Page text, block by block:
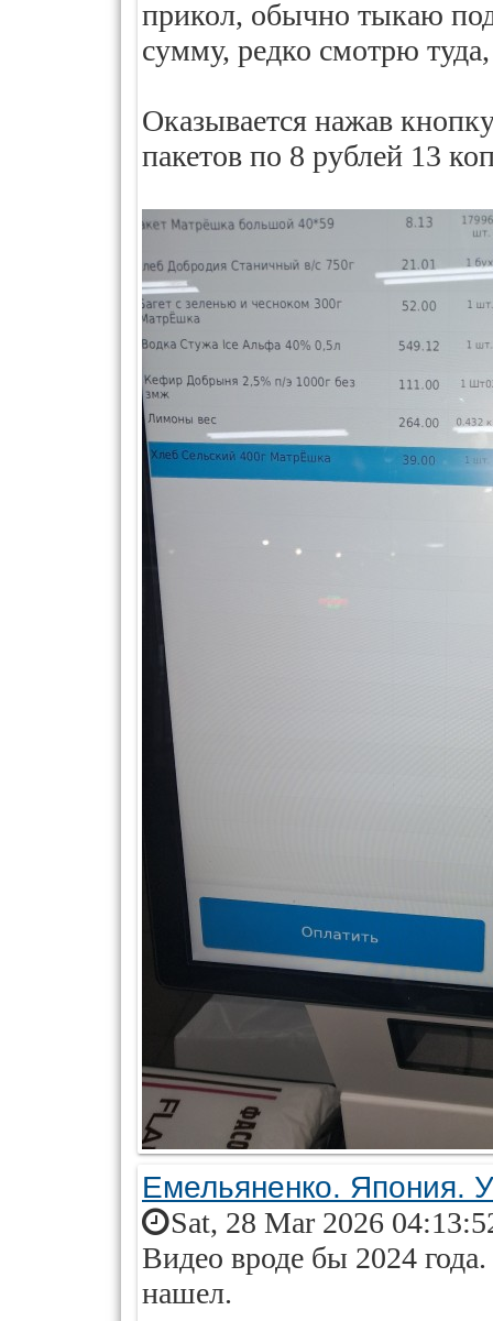
прикол, обычно тыкаю
сумму, редко смотрю
Оказывается нажав
пакетов по 8 рублей 13
Емельяненко. Япония.
Sat, 28 Mar 2026
Видео вроде бы 2024
нашел.